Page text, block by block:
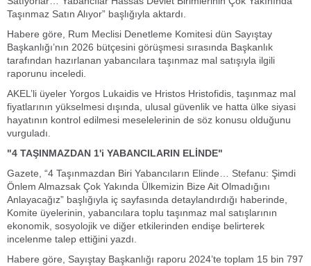
Taşınmaz Satın Alıyor” başlığıyla aktardı.
Habere göre, Rum Meclisi Denetleme Komitesi dün Sayıştay
Başkanlığı’nın 2026 bütçesini görüşmesi sırasında Başkanlık
tarafından hazırlanan yabancılara taşınmaz mal satışıyla ilgili
raporunu inceledi.
AKEL’li üyeler Yorgos Lukaidis ve Hristos Hristofidis, taşınmaz mal
fiyatlarının yükselmesi dışında, ulusal güvenlik ve hatta ülke siyasi
hayatının kontrol edilmesi meselelerinin de söz konusu olduğunu
vurguladı.
"4 TAŞINMAZDAN 1'i YABANCILARIN ELİNDE"
Gazete, “4 Taşınmazdan Biri Yabancıların Elinde… Stefanu: Şimdi
Önlem Almazsak Çok Yakında Ülkemizin Bize Ait Olmadığını
Anlayacağız” başlığıyla iç sayfasında detaylandırdığı haberinde,
Komite üyelerinin, yabancılara toplu taşınmaz mal satışlarının
ekonomik, sosyolojik ve diğer etkilerinden endişe belirterek
incelenme talep ettiğini yazdı.
Habere göre, Sayıştay Başkanlığı raporu 2024’te toplam 15 bin 797